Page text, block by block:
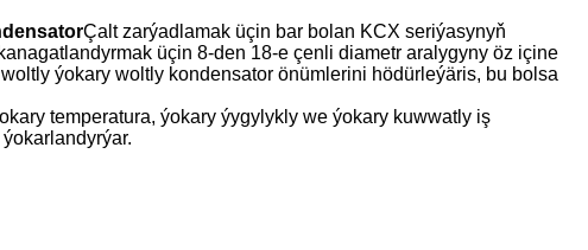
Çalt zarýadlamak üçin bar bolan KCX seriýasynyň
üçin 8-den 18-e çenli diametr aralygyny öz içine
ýokary woltly kondensator önümlerini hödürleýäris, bu bolsa
temperatura, ýokary ýygylykly we ýokary kuwwatly iş